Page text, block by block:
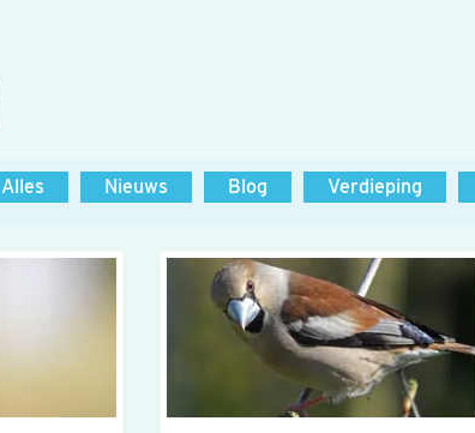
Alles Nieuws Blog Verdieping